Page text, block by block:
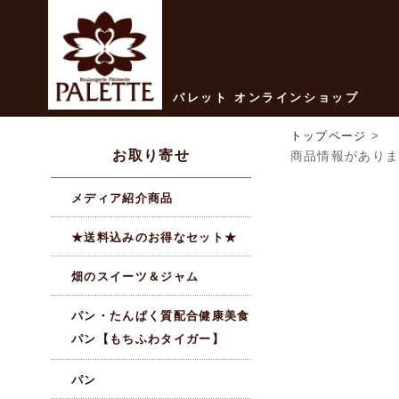
パレット オンラインショップ
お取り寄せ
メディア紹介商品
★送料込みのお得なセット★
畑のスイーツ＆ジャム
パン・たんぱく質配合健康美食
パン【もちふわタイガー】
パン
トップページ >
商品情報があり